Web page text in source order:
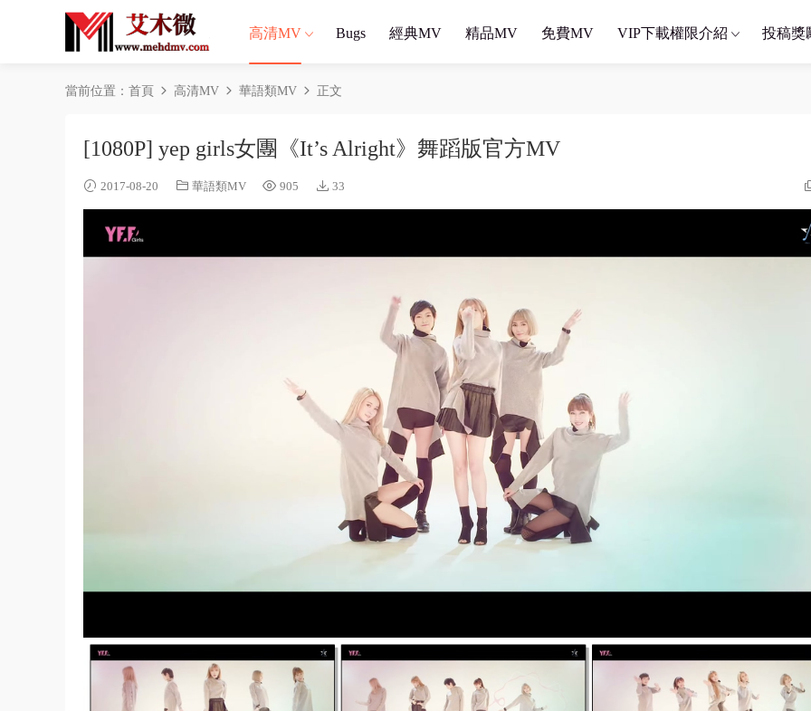
高清MV Bugs 經典MV 精品MV 免費MV VIP下載權限介紹 投稿獎
當前位置： 首頁 高清MV 華語類MV 正文
[1080P] yep girls女團《It’s Alright》舞蹈版官方MV
2017-08-20 華語類MV 905 33